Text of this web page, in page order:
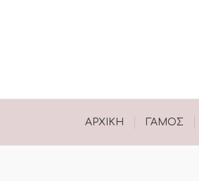
ΑΡΧΙΚΉ ΓΑΜΟΣ